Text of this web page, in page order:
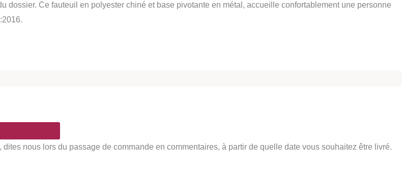
dossier. Ce fauteuil en polyester chiné et base pivotante en métal, accueille confortablement une personne
nous lors du passage de commande en commentaires, à partir de quelle date vous souhaitez être livré.